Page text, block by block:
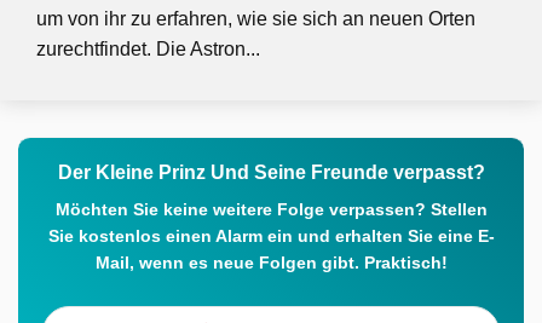
um von ihr zu erfahren, wie sie sich an neuen Orten
zurechtfindet. Die Astron...
Der Kleine Prinz Und Seine Freunde verpasst?
Möchten Sie keine weitere Folge verpassen? Stellen
Sie kostenlos einen Alarm ein und erhalten Sie eine E-
Mail, wenn es neue Folgen gibt. Praktisch!